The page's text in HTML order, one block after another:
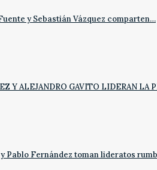
y Sebastián Vázquez comparten…
Y ALEJANDRO GAVITO LIDERAN LA
Pablo Fernández toman lideratos